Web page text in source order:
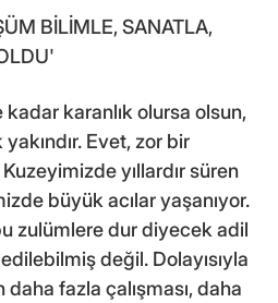
BİLİMLE, SANATLA,
kadar karanlık olursa olsun,
yakındır. Evet, zor bir
yıllardır süren
büyük acılar yaşanıyor.
zulümlere dur diyecek adil
değil. Dolayısıyla
daha fazla çalışması, daha